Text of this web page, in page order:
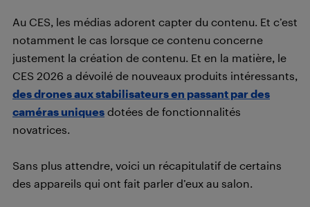
Au CES, les médias adorent capter du contenu. Et c’est
notamment le cas lorsque ce contenu concerne
justement la création de contenu. Et en la matière, le
CES 2026 a dévoilé de nouveaux produits intéressants,
des drones aux stabilisateurs en passant par des
caméras uniques dotées de fonctionnalités
novatrices.
Sans plus attendre, voici un récapitulatif de certains
des appareils qui ont fait parler d’eux au salon.